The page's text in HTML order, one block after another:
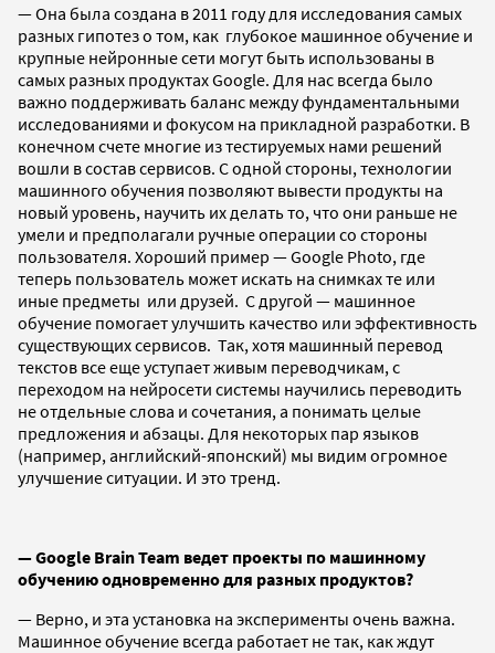
—Она была создана в 2011 году для исследования самых
разных гипотез о том, как глубокое машинное обучение и
крупные нейронные сети могут быть использованы в
самых разных продуктах Google. Для нас всегда было
важно поддерживать баланс между фундаментальными
исследованиями и фокусом на прикладной разработки. В
конечном счете многие из тестируемых нами решений
вошли в состав сервисов. С одной стороны, технологии
машинного обучения позволяют вывести продукты на
новый уровень, научить их делать то, что они раньше не
умели и предполагали ручные операции со стороны
пользователя. Хороший пример — Google Photo, где
теперь пользователь может искать на снимках те или
иные предметы или друзей. С другой — машинное
обучение помогает улучшить качество или эффективность
существующих сервисов. Так, хотя машинный перевод
текстов все еще уступает живым переводчикам, с
переходом на нейросети системы научились переводить
не отдельные слова и сочетания, а понимать целые
предложения и абзацы. Для некоторых пар языков
(например, английский-японский) мы видим огромное
улучшение ситуации. И это тренд.
—Google Brain Team ведет проекты по машинному
обучению одновременно для разных продуктов?
— Верно, и эта установка на эксперименты очень важна.
Машинное обучение всегда работает не так, как ждут